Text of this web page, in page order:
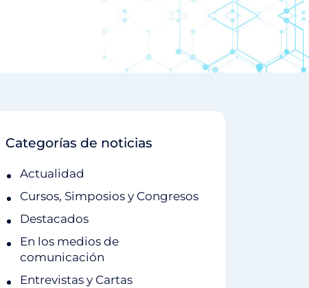
Categorías de noticias
Actualidad
Cursos, Simposios y Congresos
Destacados
En los medios de
comunicación
Entrevistas y Cartas